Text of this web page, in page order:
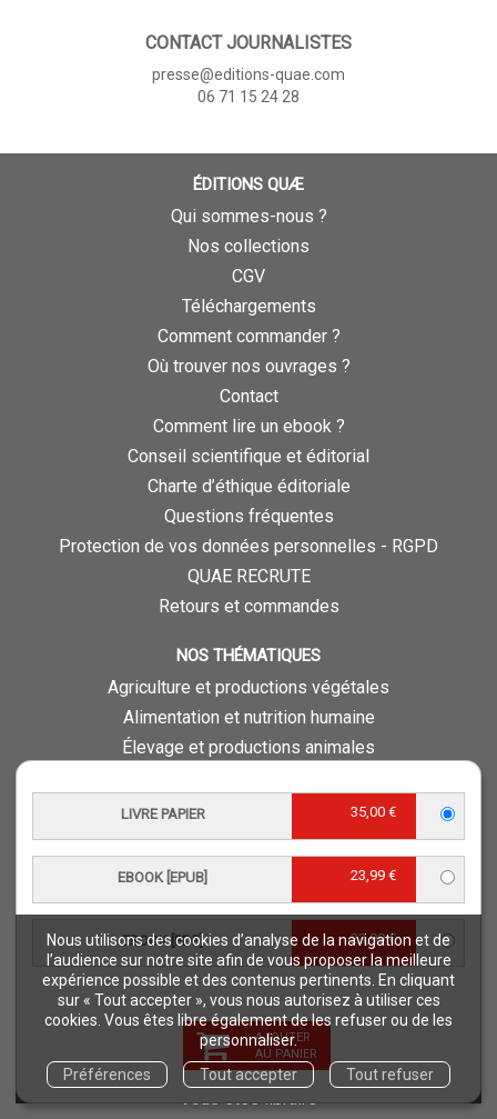
Nous utilisons des cookies d’analyse de la navigation et de
l’audience sur notre site afin de vous proposer la meilleure
expérience possible et des contenus pertinents. En cliquant
sur « Tout accepter », vous nous autorisez à utiliser ces
cookies. Vous êtes libre également de les refuser ou de les
personnaliser.
Préférences
Tout accepter Tout refuser
LIVRE PAPIER 35,00 €
EBOOK [EPUB] 23,99 €
EBOOK [PDF] 23,99 €
AJOUTER
AU PANIER
CONTACT JOURNALISTES
presse@editions-quae.com
06 71 15 24 28
ÉDITIONS QUÆ
Qui sommes-nous ?
Nos collections
CGV
Téléchargements
Comment commander ?
Où trouver nos ouvrages ?
Contact
Comment lire un ebook ?
Conseil scientifique et éditorial
Charte d’éthique éditoriale
Questions fréquentes
Protection de vos données personnelles - RGPD
QUAE RECRUTE
Retours et commandes
NOS THÉMATIQUES
Agriculture et productions végétales
Alimentation et nutrition humaine
Élevage et productions animales
Milieux naturels et environnement
Pays du Sud
Pêche - Ressources aquatiques et aquacoles
Science pour tous
Sciences sociales, politiques, économiques
ESPACE PRO
Vous êtes auteur
Vous êtes journaliste